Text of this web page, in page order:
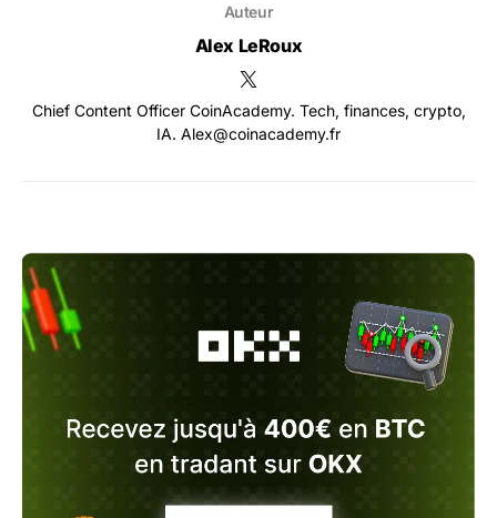
Auteur
Alex LeRoux
Chief Content Officer CoinAcademy. Tech, finances, crypto,
IA. Alex@coinacademy.fr